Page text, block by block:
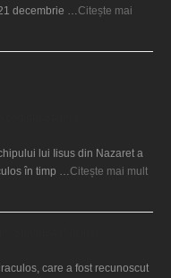
decembrie …Citește mai
lui Iisus din Nazaret a
în timp …Citește mai mult
care a fost recunoscut